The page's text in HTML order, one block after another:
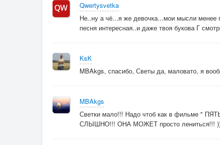
Qwertysvetka
Не..ну а чё...я же девочка...мои мысли
песня интересная..и даже твоя букова Г
KsK
MBAkgs, спасибо, Светы да, маловато, я
MBAkgs
Светки мало!!! Надо чтоб как в фильме "
СЛЫШНО!!! ОНА МОЖЕТ просто лениться!!!